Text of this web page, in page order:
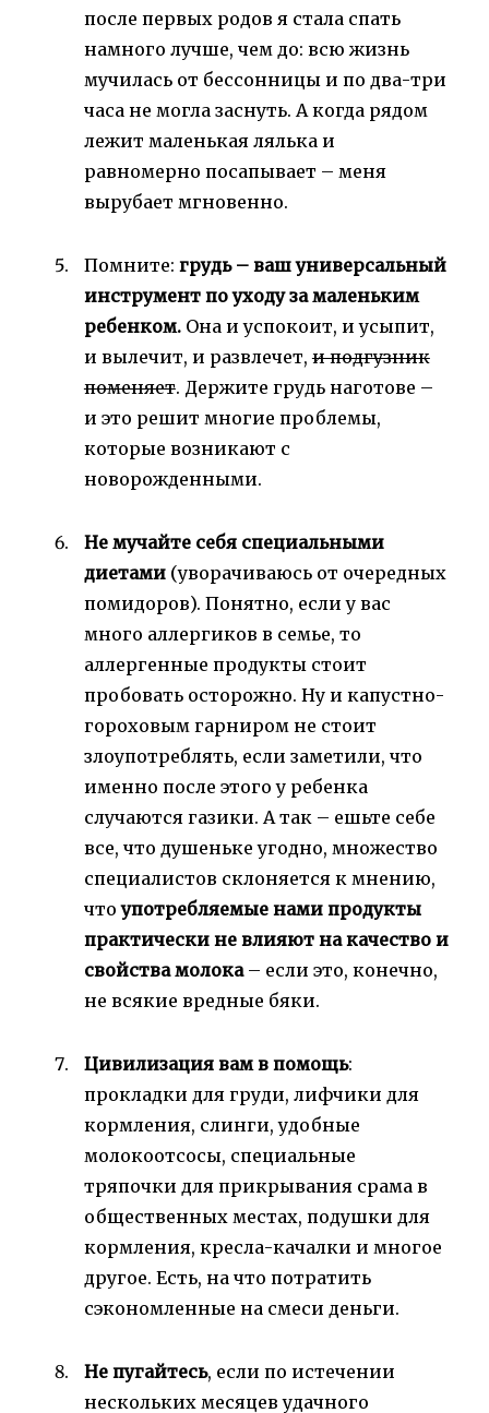
после первых родов я стала спать
намного лучше, чем до: всю жизнь
мучилась от бессонницы и по два-три
часа не могла заснуть. А когда рядом
лежит маленькая лялька и
равномерно посапывает – меня
вырубает мгновенно.
Помните: грудь – ваш универсальный
инструмент по уходу за маленьким
ребенком.Она и успокоит, и усыпит,
и вылечит, и развлечет,и подгузник
поменяет. Держите грудь наготове –
и это решит многие проблемы,
которые возникают с
новорожденными.
Не мучайте себя специальными
диетами(уворачиваюсь от очередных
помидоров). Понятно, если у вас
много аллергиков в семье, то
аллергенные продукты стоит
пробовать осторожно. Ну и капустно-
гороховым гарниром не стоит
злоупотреблять, если заметили, что
именно после этого у ребенка
случаются газики. А так – ешьте себе
все, что душеньке угодно, множество
специалистов склоняется к мнению,
чтоупотребляемые нами продукты
практически не влияют на качество и
свойства молока– если это, конечно,
не всякие вредные бяки.
Цивилизация вам в помощь:
прокладки для груди, лифчики для
кормления, слинги, удобные
молокоотсосы, специальные
тряпочки для прикрывания срама в
общественных местах, подушки для
кормления, кресла-качалки и многое
другое. Есть, на что потратить
сэкономленные на смеси деньги.
Не пугайтесь, если по истечении
нескольких месяцев удачного